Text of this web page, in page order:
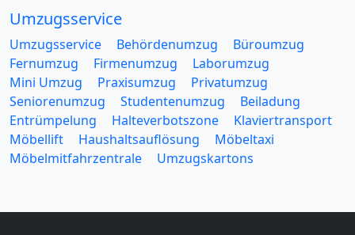
Umzugsservice
Umzugsservice Behördenumzug
Büroumzug
Fernumzug
Firmenumzug
Laborumzug
Mini Umzug
Praxisumzug
Privatumzug
Seniorenumzug
Studentenumzug
Beiladung
Entrümpelung
Halteverbotszone
Klaviertransport
Möbellift
Haushaltsauflösung
Möbeltaxi
Möbelmitfahrzentrale
Umzugskartons